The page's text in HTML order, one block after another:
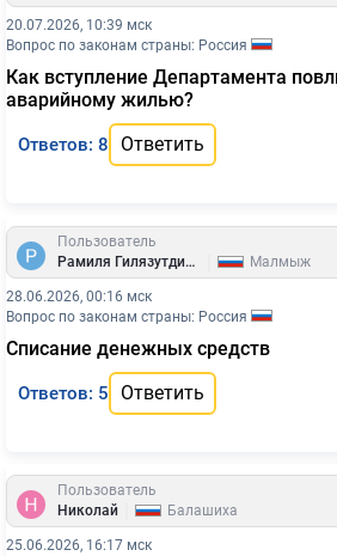
20.07.2026, 10:39 мск
Вопрос по законам страны: Россия
Как вступление Департамента
аварийному жилью?
Ответов: 8 Ответить
Пользователь
Рамиля Гилязутдинова
Малмыж
28.06.2026, 00:16 мск
Вопрос по законам страны: Россия
Списание денежных средств
Ответов: 5 Ответить
Пользователь
Николай
Балашиха
25.06.2026, 16:17 мск